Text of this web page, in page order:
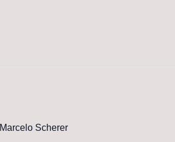
Marcelo Scherer